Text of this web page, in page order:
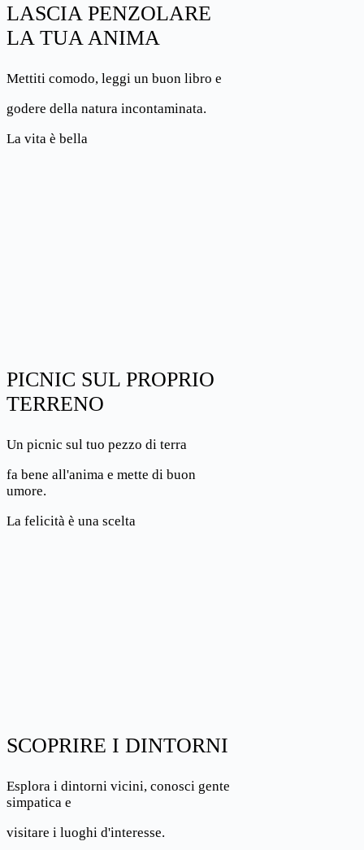
LASCIA PENZOLARE
LA TUA ANIMA
Mettiti comodo, leggi un buon libro e
godere della natura incontaminata.
La vita è bella
PICNIC SUL PROPRIO
TERRENO
Un picnic sul tuo pezzo di terra
fa bene all'anima e mette di buon
umore.
La felicità è una scelta
SCOPRIRE I DINTORNI
Esplora i dintorni vicini, conosci gente
simpatica e
visitare i luoghi d'interesse.